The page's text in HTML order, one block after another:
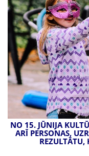
NO 15. JŪNIJA
ARĪ PERSONAS,
REZULTĀTU,